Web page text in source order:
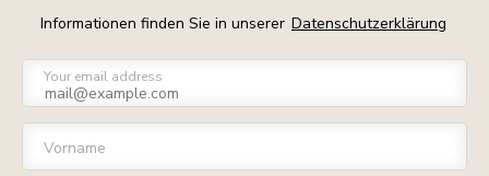
Informationen finden Sie in unserer Datenschutzerklärung
Your email address
Vorname